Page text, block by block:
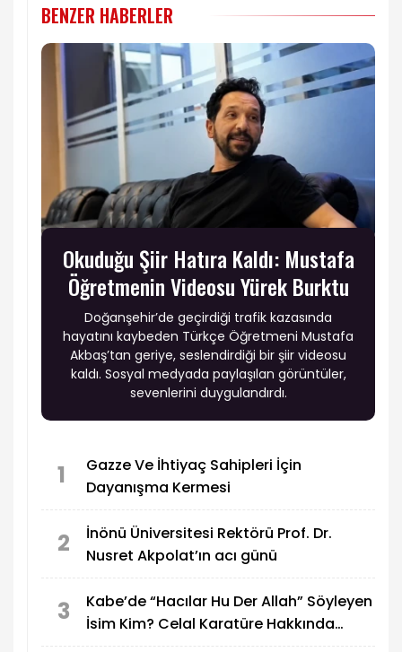
BENZER HABERLER
Okuduğu Şiir Hatıra Kaldı: Mustafa
Öğretmenin Videosu Yürek Burktu
Doğanşehir’de geçirdiği trafik kazasında
hayatını kaybeden Türkçe Öğretmeni Mustafa
Akbaş’tan geriye, seslendirdiği bir şiir videosu
kaldı. Sosyal medyada paylaşılan görüntüler,
sevenlerini duygulandırdı.
1
Gazze Ve İhtiyaç Sahipleri İçin
Dayanışma Kermesi
2
İnönü Üniversitesi Rektörü Prof. Dr.
Nusret Akpolat’ın acı günü
3
Kabe’de “Hacılar Hu Der Allah” Söyleyen
İsim Kim? Celal Karatüre Hakkında